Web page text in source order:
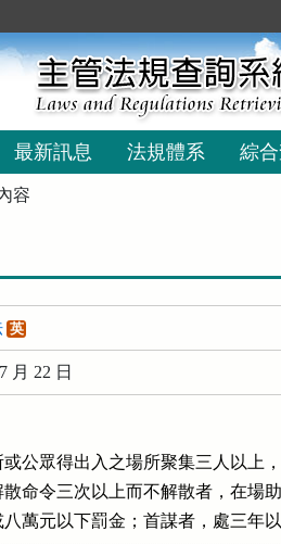
最新訊息 法規體系 綜
容
英
月 22 日
公眾得出入之場所聚集三人以上
命令三次以上而不解散者，在場
萬元以下罰金；首謀者，處三年以